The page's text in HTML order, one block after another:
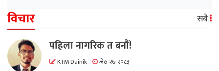
विचार सबै
पहिला नागरिक त बनाैं!
KTM Dainik जेठ २७ २०८३